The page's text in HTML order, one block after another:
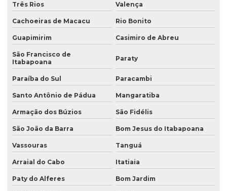
Três Rios Valença
Cachoeiras de Macacu Rio Bonito
Guapimirim Casimiro de Abreu
São Francisco de
Itabapoana
Paraty
Paraíba do Sul Paracambi
Santo Antônio de Pádua Mangaratiba
Armação dos Búzios São Fidélis
São João da Barra Bom Jesus do Itabapoana
Vassouras Tanguá
Arraial do Cabo Itatiaia
Paty do Alferes Bom Jardim